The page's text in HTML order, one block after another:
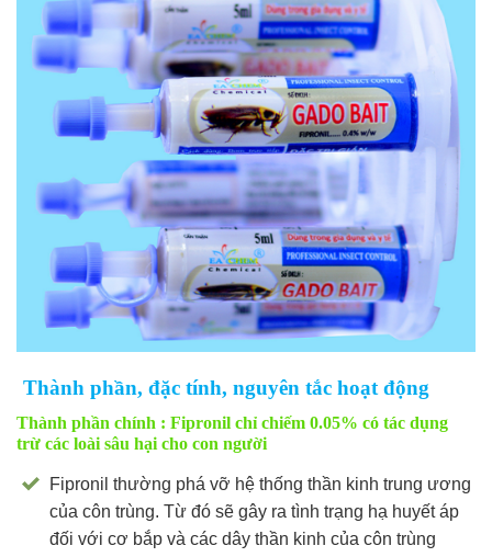
Thành phần, đặc tính, nguyên tắc hoạt động
Thành phần chính : Fipronil chỉ chiếm 0.05% có tác dụng
trừ các loài sâu hại cho con người
Fipronil thường phá vỡ hệ thống thần kinh trung ương
của côn trùng. Từ đó sẽ gây ra tình trạng hạ huyết áp
đối với cơ bắp và các dây thần kinh của côn trùng